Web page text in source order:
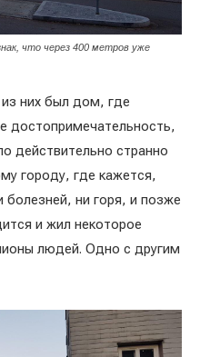
что через 400 метров уже
них был дом, где
достопримечательность,
действительно странно
городу, где кажется,
ни горя, и позже
и жил некоторое
людей. Одно с другим